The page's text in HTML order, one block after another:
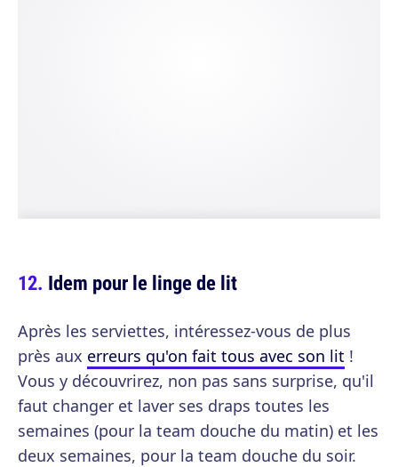
Idem pour le linge de lit
Après les serviettes, intéressez-vous de plus
près aux erreurs qu'on fait tous avec son lit !
Vous y découvrirez, non pas sans surprise, qu'il
faut changer et laver ses draps toutes les
semaines (pour la team douche du matin) et les
deux semaines, pour la team douche du soir.